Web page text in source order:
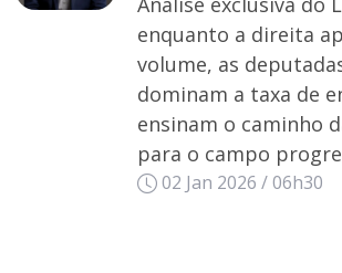
enquanto a direita
volume, as
dominam a taxa de
ensinam o caminho
para o campo
02 Jan 2026 / 06h30